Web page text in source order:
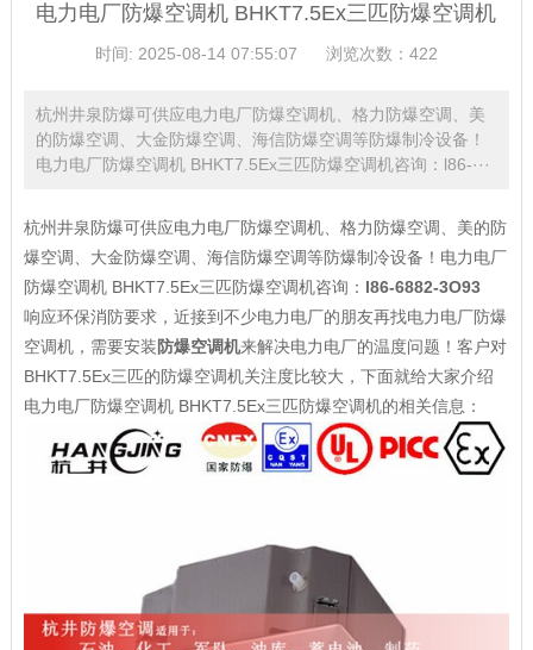
电力电厂防爆空调机 BHKT7.5Ex三匹防爆空调机
时间: 2025-08-14 07:55:07 浏览次数：422
杭州井泉防爆可供应电力电厂防爆空调机、格力防爆空调、美
的防爆空调、大金防爆空调、海信防爆空调等防爆制冷设备！
电力电厂防爆空调机 BHKT7.5Ex三匹防爆空调机咨询：l86-···
杭州井泉防爆可供应电力电厂防爆空调机、格力防爆空调、美的防
爆空调、大金防爆空调、海信防爆空调等防爆制冷设备！电力电厂
防爆空调机 BHKT7.5Ex三匹防爆空调机咨询： l86-6882-3O93
响应环保消防要求，近接到不少电力电厂的朋友再找电力电厂防爆
空调机，需要安装防爆空调机来解决电力电厂的温度问题！客户对
BHKT7.5Ex三匹的防爆空调机关注度比较大，下面就给大家介绍
电力电厂防爆空调机 BHKT7.5Ex三匹防爆空调机的相关信息：